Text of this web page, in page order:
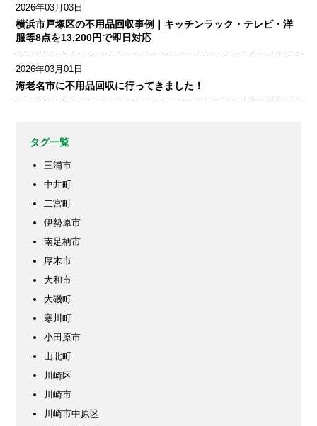
2026年03月03日
横浜市戸塚区の不用品回収事例｜キッチンラック・テレビ・洋
服等8点を13,200円で即日対応
2026年03月01日
海老名市に不用品回収に行ってきました！
タグ一覧
三浦市
中井町
二宮町
伊勢原市
南足柄市
厚木市
大和市
大磯町
寒川町
小田原市
山北町
川崎区
川崎市
川崎市中原区